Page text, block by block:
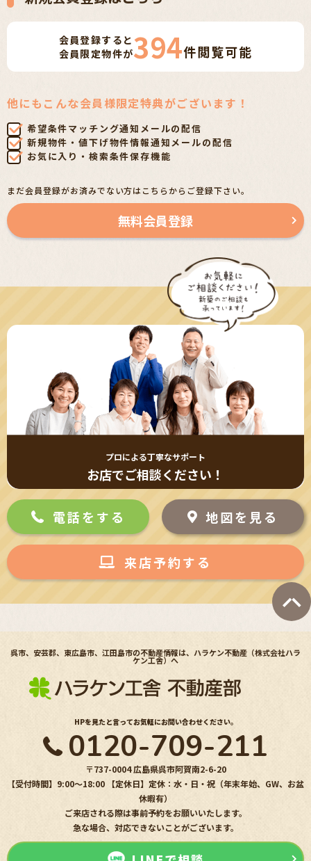
会員登録すると
会員限定物件が394件閲覧可能
他にもこんな会員様限定特典がございます！
希望条件マッチング通知メールの配信
新規物件・値下げ物件情報通知メールの配信
お気に入り・検索条件保存機能
まだ会員登録がお済みでない方はこちらからご登録下さい。
無料会員登録
プロによる丁寧なサポート
お店でご相談ください！
地図を見る
電話をする
来店予約する
呉市、安芸郡、東広島市、江田島市の不動産情報は、ハラケン不動産（株式会社ハラ
ケン工舎）へ
HPを見たと言ってお気軽にお問い合わせください。
0120-709-211
〒737-0004 広島県呉市阿賀南2-6-20
【受付時間】9:00〜18:00 【定休日】定休：水・日・祝（年末年始、GW、お盆
休暇有）
ご来店される際は事前予約をお願いいたします。
急な場合、対応できないことがございます。